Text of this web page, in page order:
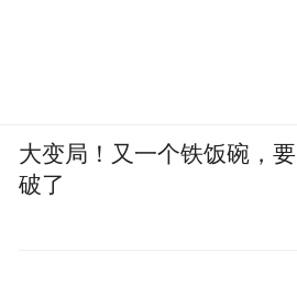
大变局！又一个铁饭碗，要
破了